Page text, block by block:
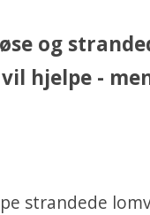
og
hjelpe -
strandede